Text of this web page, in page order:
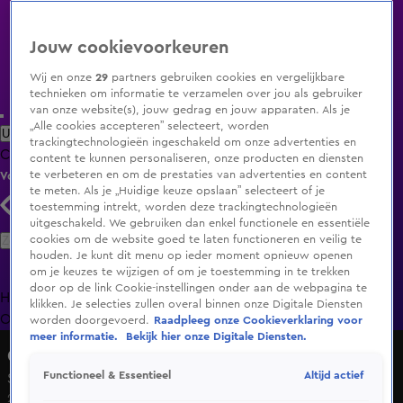
Uitzending Gemist Populaire programma's Zenders Genres
ClipsFilmsRadioSmart TV inlogShop
Volg KIJK
Zoeken
HomeUitzending Gemist Programma's De Bondgenoten
OranjezomerLivestreamsShop
Code van Coppens
Seizoen 5, aflevering 6
25 mei 2025, 20:28
Jouw cookievoorkeuren
Wij en onze29 partners gebruiken cookies en vergelijkbare
technieken om informatie te verzamelen over jou als gebruiker
van onze website(s), jouw gedrag en jouw apparaten. Als je
„Alle cookies accepteren” selecteert, worden
trackingtechnologieën ingeschakeld om onze advertenties en
content te kunnen personaliseren, onze producten en diensten
te verbeteren en om de prestaties van advertenties en content
te meten. Als je „Huidige keuze opslaan” selecteert of je
toestemming intrekt, worden deze trackingtechnologieën
uitgeschakeld. We gebruiken dan enkel functionele en essentiële
cookies om de website goed te laten functioneren en veilig te
houden. Je kunt dit menu op ieder moment opnieuw openen
om je keuzes te wijzigen of om je toestemming in te trekken
door op de link Cookie-instellingen onder aan de webpagina te
klikken. Je selecties zullen overal binnen onze Digitale Diensten
worden doorgevoerd.
Raadpleeg onze Cookieverklaring voor
meer informatie.
Bekijk hier onze Digitale Diensten.
Functioneel & Essentieel Altijd actief